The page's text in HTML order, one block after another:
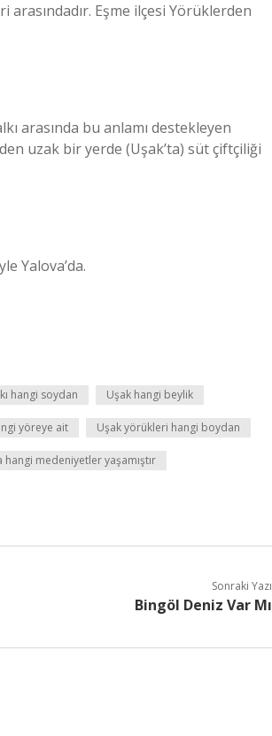
Eşme ilçesi Yörüklerden
arasında bu anlamı destekleyen
uzak bir yerde (Uşak’ta) süt çiftçiliği
Yalova’da.
hangi soydan Uşak hangi beylik
yöreye ait Uşak yörükleri hangi boydan
hangi medeniyetler yaşamıştır
Sonraki Yazı
Bingöl Deniz Var Mı